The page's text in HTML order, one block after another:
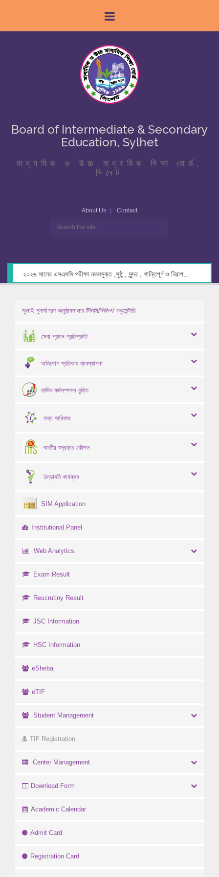
Board of Intermediate & Secondary
Education, Sylhet
মাধ্যমিক ও উচ্চ মাধ্যমিক শিক্ষা বোর্ড,
সিলেট
About Us Contact
জুলাই পুনর্জাগরণ অনুষ্ঠানমালার টিভিসি/ভিডিও/ ডকুমেন্টারি
সেবা প্রদান প্রতিশ্রুতি
অভিযোগ প্রতিকার ব্যবস্থাপনা
বার্ষিক কর্মসম্পাদন চুক্তি
তথ্য অধিকার
জাতীয় শুদ্ধাচার কৌশল
উদ্ভাবনী কার্যক্রম
SIM Application
Institutional Panel
Web Analytics
Exam Result
Rescrutiny Result
JSC Information
HSC Information
eSheba
eTIF
Student Management
TIF Registration
Center Management
Download Form
Academic Calendar
Admit Card
Registration Card